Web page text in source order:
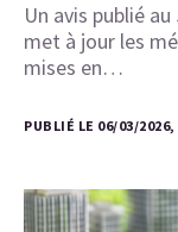
Un avis publié
met à jour les
mises en…
PUBLIÉ LE 06/03/2026,